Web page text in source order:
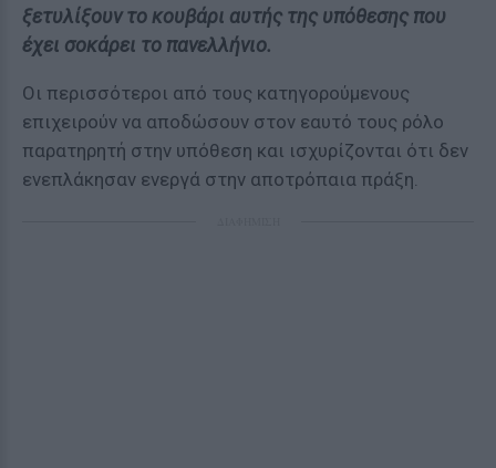
ξετυλίξουν το κουβάρι αυτής της υπόθεσης που
έχει σοκάρει το πανελλήνιο.
Οι περισσότεροι από τους κατηγορούμενους
επιχειρούν να αποδώσουν στον εαυτό τους ρόλο
παρατηρητή στην υπόθεση και ισχυρίζονται ότι δεν
ενεπλάκησαν ενεργά στην αποτρόπαια πράξη.